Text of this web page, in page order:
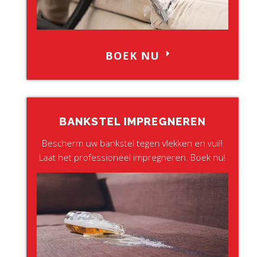
BOEK NU
BANKSTEL IMPREGNEREN
Bescherm uw bankstel tegen vlekken en vuil!
Laat het professioneel impregneren. Boek nu!